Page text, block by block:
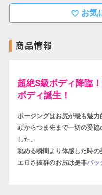
favorite_border お気
商品情報
超絶S級ボディ降臨
ボディ誕生！
ポージングはお尻が最も魅力
頭からつま先まで一切の妥
した。
眺める瞬間より体感した時の
エロさ抜群のお尻は是非バッ